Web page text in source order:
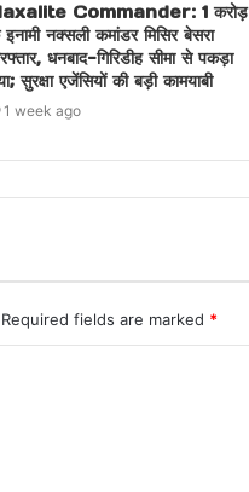
Commander: 1 करोड़
नक्सली कमांडर मिसिर बेसरा
धनबाद-गिरिडीह सीमा से पकड़ा
सुरक्षा एजेंसियों की बड़ी कामयाबी
1 week ago
Required fields are marked *